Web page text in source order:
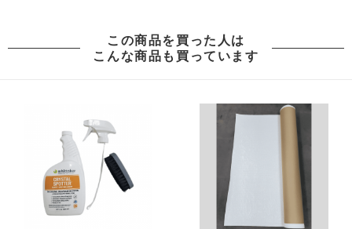
この商品を買った人は
こんな商品も買っています